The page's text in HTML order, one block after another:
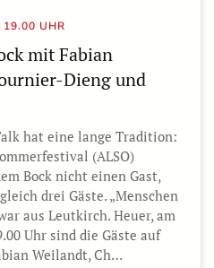
19.00 UHR
mit Fabian
Dieng und
hat eine lange Tradition:
(ALSO)
Bock nicht einen Gast,
drei Gäste. „Menschen
aus Leutkirch. Heuer, am
Uhr sind die Gäste auf
Weilandt, Ch…